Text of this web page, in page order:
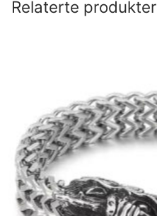
Relaterte produkter